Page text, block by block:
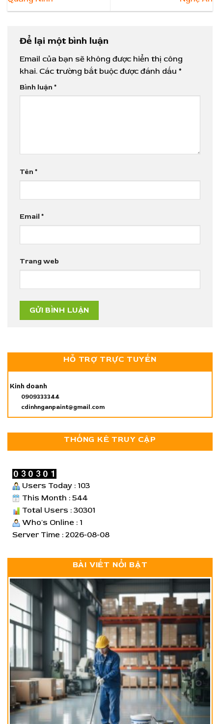
Để lại một bình luận
Email của bạn sẽ không được hiển thị công
khai. Các trường bắt buộc được đánh dấu *
Bình luận *
Tên *
Email *
Trang web
HỖ TRỢ TRỰC TUYẾN
Kinh doanh
0909333344
cdinhnganpaint@gmail.com
THỐNG KÊ TRUY CẬP
Users Today : 103
This Month : 544
Total Users : 30301
Who's Online : 1
Server Time : 2026-08-08
BÀI VIẾT NỔI BẬT